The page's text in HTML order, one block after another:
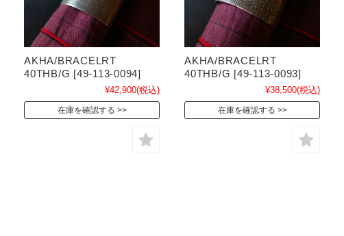
AKHA/BRACELRT
40THB/G [49-113-0094]
¥42,900(税込)
在庫を確認する
AKHA/BRACELRT
40THB/G [49-113-0093]
¥38,500(税込)
在庫を確認する